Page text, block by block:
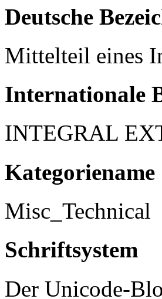
Deutsche
Mittelteil eines
Internationale
INTEGRAL
Kategoriename
Misc_Technical
Schriftsystem
Der Unicode-